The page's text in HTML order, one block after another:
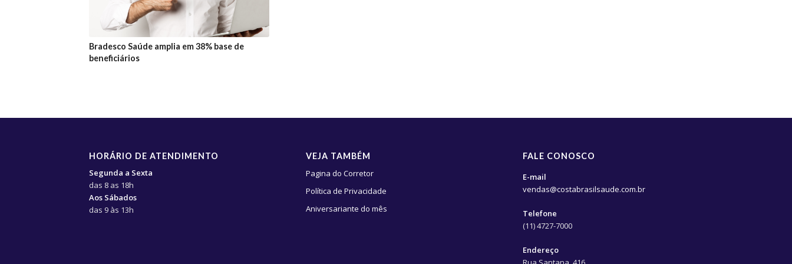
Bradesco Saúde amplia em 38% base de
beneficiários
HORÁRIO DE ATENDIMENTO
Segunda a Sexta
das 8 as 18h
Aos Sábados
das 9 às 13h
VEJA TAMBÉM
Pagina do Corretor
Política de Privacidade
Aniversariante do mês
FALE CONOSCO
E-mail
vendas@costabrasilsaude.com.br
Telefone
(11) 4727-7000
Endereço